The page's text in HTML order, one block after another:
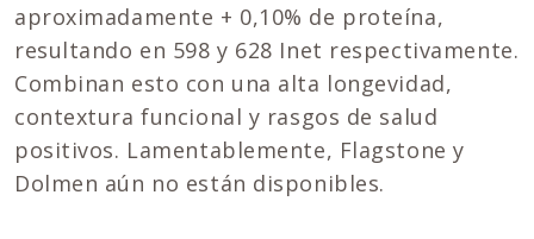
aproximadamente + 0,10% de proteína,
resultando en 598 y 628 Inet respectivamente.
Combinan esto con una alta longevidad,
contextura funcional y rasgos de salud
positivos. Lamentablemente, Flagstone y
Dolmen aún no están disponibles.